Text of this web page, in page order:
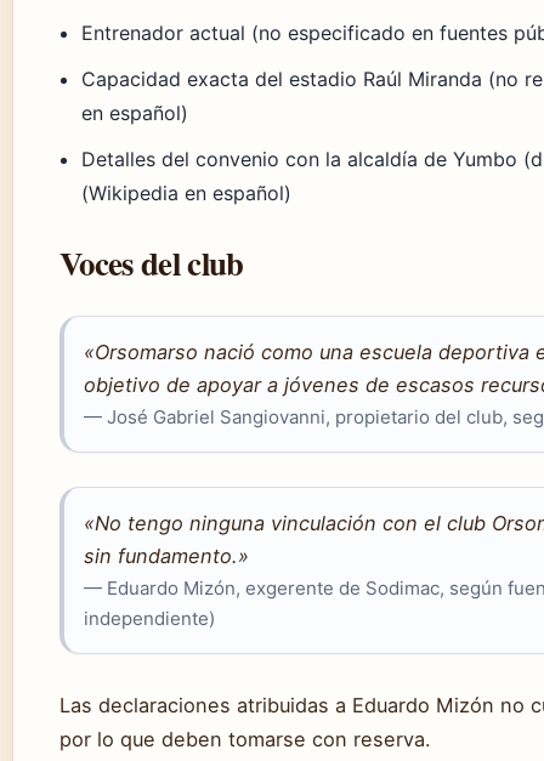
Entrenador actual (no especificado en fuentes
Capacidad exacta del estadio Raúl Miranda (no
en español)
Detalles del convenio con la alcaldía de Yumbo
(Wikipedia en español)
Voces del club
«Orsomarso nació como una escuela deportiva
objetivo de apoyar a jóvenes de escasos
— José Gabriel Sangiovanni, propietario del club,
«No tengo ninguna vinculación con el club
sin fundamento.»
— Eduardo Mizón, exgerente de Sodimac, según
independiente)
Las declaraciones atribuidas a Eduardo Mizón no
por lo que deben tomarse con reserva.